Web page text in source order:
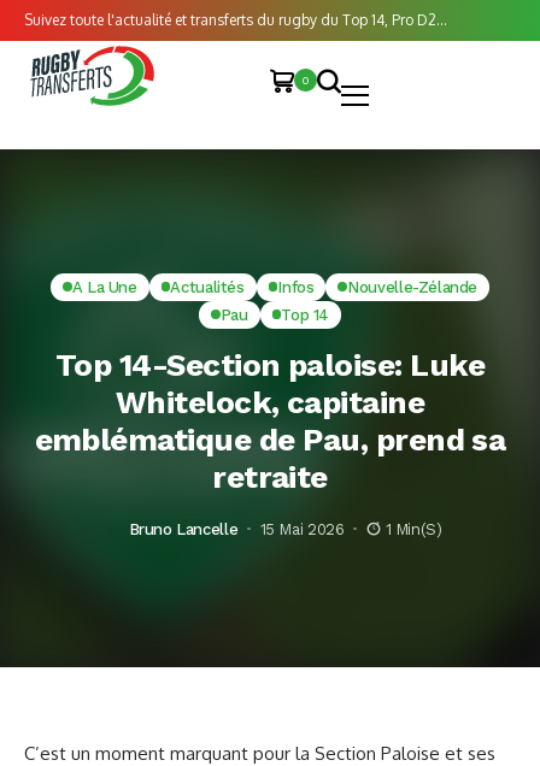
Suivez toute l'actualité et transferts du rugby du Top 14, Pro D2...
0
A La Une Actualités Infos
Nouvelle-Zélande
Pau
Top 14
Top 14-Section paloise: Luke
Whitelock, capitaine
emblématique de Pau, prend sa
retraite
Bruno Lancelle 15 Mai 2026 1 Min(s)
C’est un moment marquant pour la Section Paloise et ses